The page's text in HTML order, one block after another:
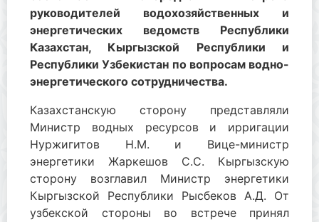
руководителей водохозяйственных и
энергетических ведомств Республики
Казахстан, Кыргызской Республики и
Республики Узбекистан по вопросам водно-
энергетического сотрудничества.
Казахстанскую сторону представляли
Министр водных ресурсов и ирригации
Нуржигитов Н.М. и Вице-министр
энергетики Жаркешов С.С. Кыргызскую
сторону возглавил Министр энергетики
Кыргызской Республики Рысбеков А.Д. От
узбекской стороны во встрече принял